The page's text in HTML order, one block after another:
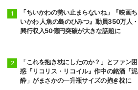
「ちいかわの勢い止まらないね」『映画ち
いかわ 人魚の島のひみつ』動員350万人・
興行収入50億円突破が大きな話題に
「これを抱き枕にしたのか？」とファン困
惑『リコリス・リコイル』作中の銘酒「泥
酔」がまさかの一升瓶サイズの抱き枕に